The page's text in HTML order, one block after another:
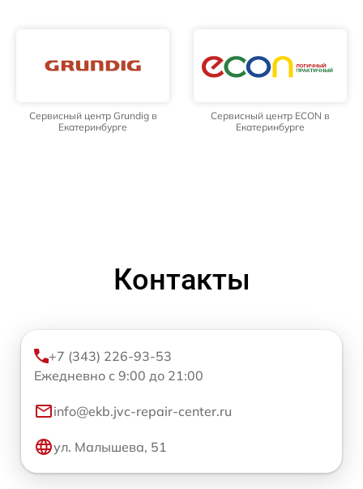
Сервисный центр Grundig в
Екатеринбурге
Сервисный центр ECON в
Екатеринбурге
Контакты
+7 (343) 226-93-53
Ежедневно с 9:00 до 21:00
info@ekb.jvc-repair-center.ru
ул. Малышева, 51